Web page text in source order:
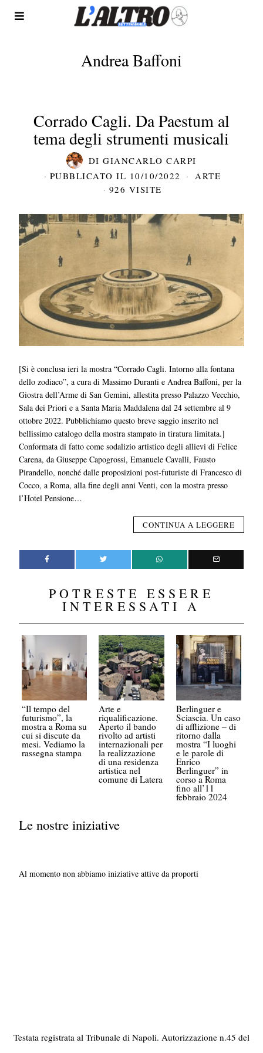
Andrea Baffoni
Corrado Cagli. Da Paestum al
tema degli strumenti musicali
DIGIANCARLO CARPI
PUBBLICATO IL 10/10/2022
ARTE
926 VISITE
[Si è conclusa ieri la mostra “Corrado Cagli. Intorno alla fontana
dello zodiaco”, a cura di Massimo Duranti e Andrea Baffoni, per la
Giostra dell’Arme di San Gemini, allestita presso Palazzo Vecchio,
Sala dei Priori e a Santa Maria Maddalena dal 24 settembre al 9
ottobre 2022. Pubblichiamo questo breve saggio inserito nel
bellissimo catalogo della mostra stampato in tiratura limitata.]
Conformata di fatto come sodalizio artistico degli allievi di Felice
Carena, da Giuseppe Capogrossi, Emanuele Cavalli, Fausto
Pirandello, nonché dalle proposizioni post-futuriste di Francesco di
Cocco, a Roma, alla fine degli anni Venti, con la mostra presso
l’Hotel Pensione…
CONTINUA A LEGGERE
POTRESTE ESSERE
INTERESSATI A
“Il tempo del
futurismo”, la
mostra a Roma su
cui si discute da
mesi. Vediamo la
rassegna stampa
Arte e
riqualificazione.
Aperto il bando
rivolto ad artisti
internazionali per
la realizzazione
di una residenza
artistica nel
comune di Latera
Berlinguer e
Sciascia. Un caso
di afflizione – di
ritorno dalla
mostra “I luoghi
e le parole di
Enrico
Berlinguer” in
corso a Roma
fino all’11
febbraio 2024
Le nostre iniziative
Al momento non abbiamo iniziative attive da proporti
Testata registrata al Tribunale di Napoli. Autorizzazione n.45 del